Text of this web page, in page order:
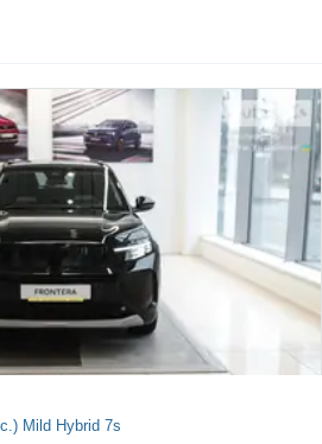
Mild Hybrid 7s